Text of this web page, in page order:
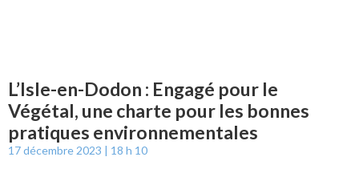
L’Isle-en-Dodon : Engagé pour le
Végétal, une charte pour les bonnes
pratiques environnementales
17 décembre 2023 18 h 10